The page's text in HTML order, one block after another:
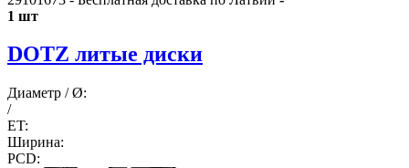
1 шт
DOTZ литые диски
Диаметр / Ø:
/
ET:
Ширина:
PCD: